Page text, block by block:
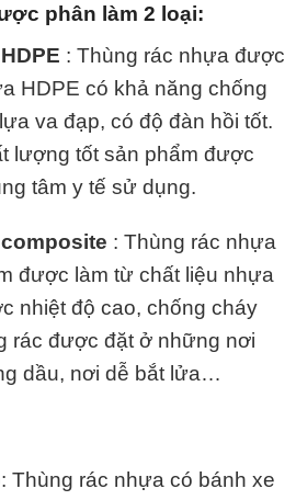
phân làm 2 loại:
: Thùng rác nhựa được
HDPE có khả năng chống
va đạp, có độ đàn hồi tốt.
lượng tốt sản phẩm được
tâm y tế sử dụng.
: Thùng rác nhựa
được làm từ chất liệu nhựa
nhiệt độ cao, chống cháy
rác được đặt ở những nơi
dầu, nơi dễ bắt lửa…
: Thùng rác nhựa có bánh xe